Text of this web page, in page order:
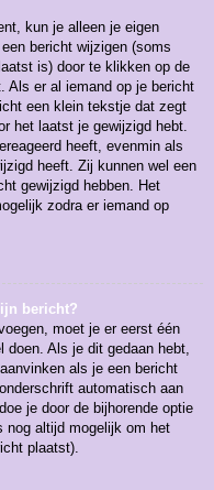
kun je alleen je eigen
bericht wijzigen (soms
is) door te klikken op de
Als er al iemand op je bericht
een klein tekstje dat zegt
het laatst je gewijzigd hebt.
heeft, evenmin als
heeft. Zij kunnen wel een
gewijzigd hebben. Het
zodra er iemand op
bericht?
moet je er eerst één
doen. Als je dit gedaan hebt,
aanvinken als je een bericht
automatisch aan
je door de bijhorende optie
nog altijd mogelijk om het
plaatst).